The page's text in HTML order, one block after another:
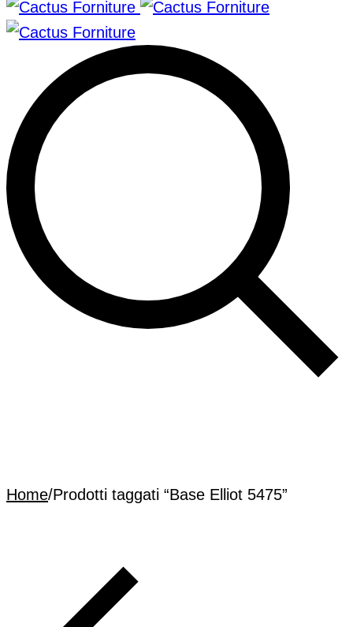
Home/Prodotti taggati “Base Elliot 5475”